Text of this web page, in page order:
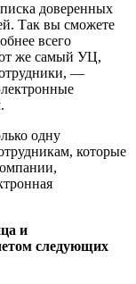
доверенных
Так вы сможете
всего
же самый УЦ,
—
одну
которые
и
следующих